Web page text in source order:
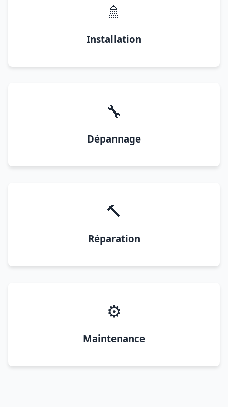
🚿
Installation
🔧
Dépannage
🔨
Réparation
⚙️
Maintenance